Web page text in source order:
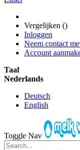
Vergelijken ()
Inloggen
Neem contact
Account
Taal
Nederlands
Deutsch
English
Toggle Nav